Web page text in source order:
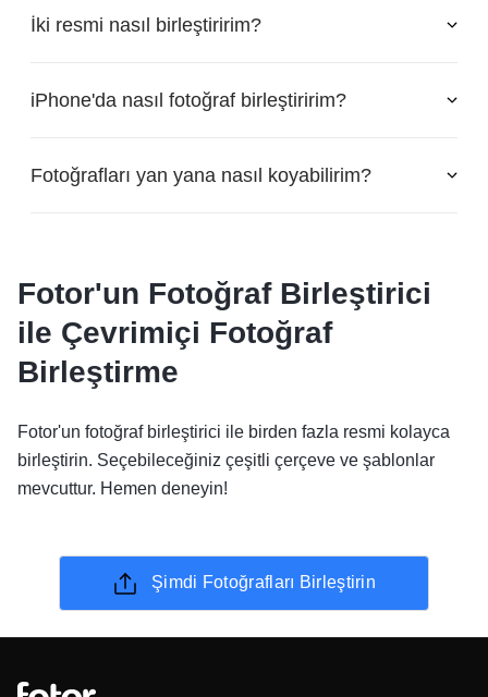
İki resmi nasıl birleştiririm?
iPhone'da nasıl fotoğraf birleştiririm?
Fotoğrafları yan yana nasıl koyabilirim?
Fotor'un Fotoğraf Birleştirici
ile Çevrimiçi Fotoğraf
Birleştirme
Fotor'un fotoğraf birleştirici ile birden fazla resmi kolayca
birleştirin. Seçebileceğiniz çeşitli çerçeve ve şablonlar
mevcuttur. Hemen deneyin!
Şimdi Fotoğrafları Birleştirin